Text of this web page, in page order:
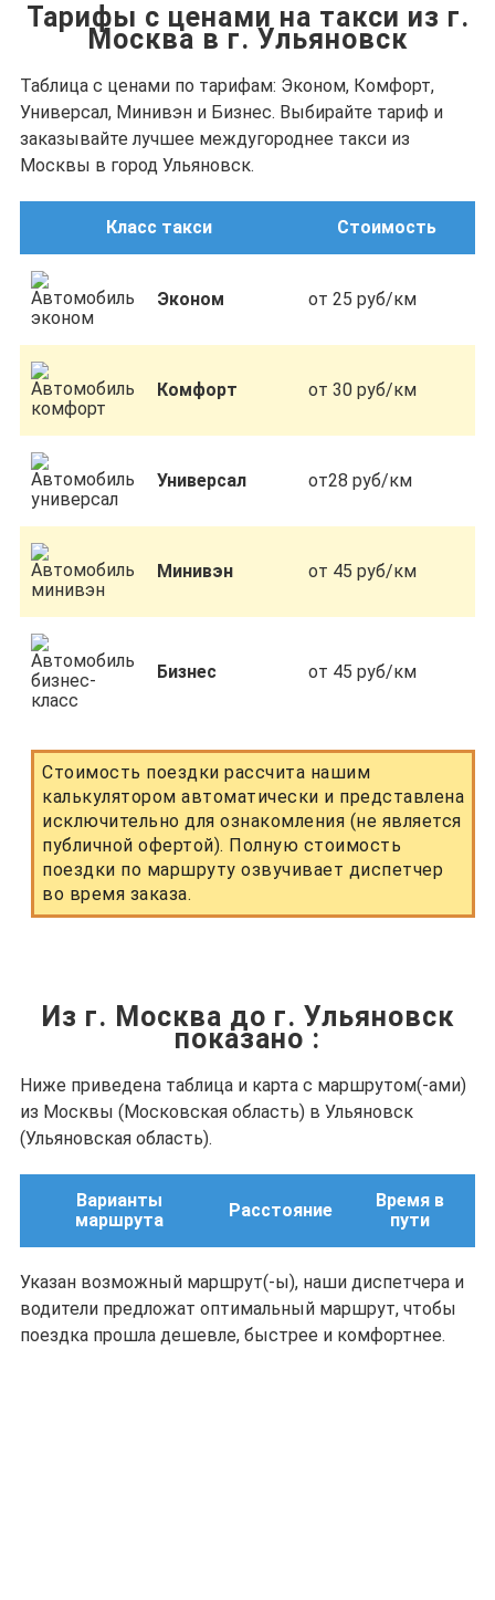
Тарифы с ценами на такси из г.
Москва в г. Ульяновск
Таблица с ценами по тарифам: Эконом, Комфорт,
Универсал, Минивэн и Бизнес. Выбирайте тариф и
заказывайте лучшее междугороднее такси из
Москвы в город Ульяновск.
Класс такси Стоимость
Эконом от 25 руб/км
Комфорт от 30 руб/км
Универсал от28 руб/км
Минивэн от 45 руб/км
Бизнес от 45 руб/км
Стоимость поездки рассчита нашим
калькулятором автоматически и представлена
исключительно для ознакомления (не является
публичной офертой). Полную стоимость
поездки по маршруту озвучивает диспетчер
во время заказа.
Из г. Москва до г. Ульяновск
показано :
Ниже приведена таблица и карта с маршрутом(-ами)
из Москвы (Московская область) в Ульяновск
(Ульяновская область).
Варианты
маршрута
Расстояние
Время в
пути
Указан возможный маршрут(-ы), наши диспетчера и
водители предложат оптимальный маршрут, чтобы
поездка прошла дешевле, быстрее и комфортнее.